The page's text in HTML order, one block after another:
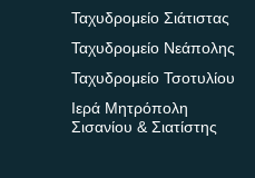
Ταχυδρομείο Σιάτιστας
Ταχυδρομείο Νεάπολης
Ταχυδρομείο Τσοτυλίου
Ιερά Μητρόπολη
Σισανίου & Σιατίστης